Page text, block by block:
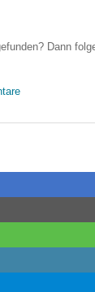
Dann